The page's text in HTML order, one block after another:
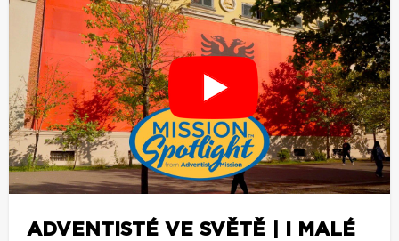
ADVENTISTÉ VE SVĚTĚ | I MALÉ